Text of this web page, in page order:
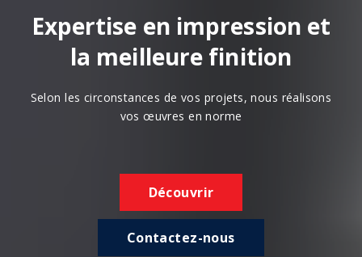
Expertise en impression et
la meilleure finition
Selon les circonstances de vos projets, nous réalisons
vos œuvres en norme
Découvrir
Contactez-nous